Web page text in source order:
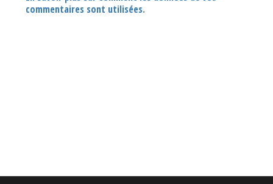
commentaires sont utilisées.